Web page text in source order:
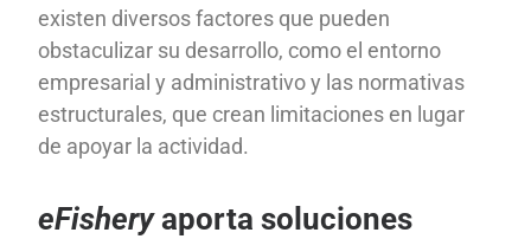
existen diversos factores que pueden
obstaculizar su desarrollo, como el entorno
empresarial y administrativo y las normativas
estructurales, que crean limitaciones en lugar
de apoyar la actividad.
eFisheryaporta soluciones